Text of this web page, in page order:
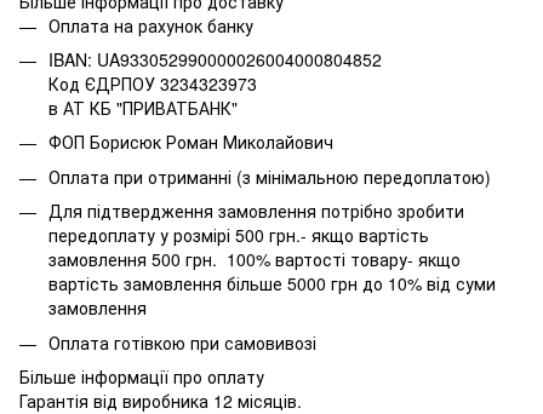
Оплата на рахунок банку
IBAN: UA933052990000026004000804852
Код ЄДРПОУ 3234323973
в АТ КБ "ПРИВАТБАНК"
ФОП Борисюк Роман Миколайович
Оплата при отриманні (з мінімальною передоплатою)
Для підтвердження замовлення потрібно зробити
передоплату у розмірі 500 грн.- якщо вартість
замовлення 500 грн. 100% вартості товару- якщо
вартість замовлення більше 5000 грн до 10% від суми
замовлення
Оплата готівкою при самовивозі
Більше інформації про оплату
Гарантія від виробника 12 місяців.